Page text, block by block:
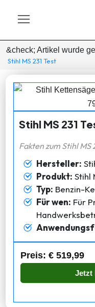
&check; Artikel wurde
Stihl MS 231 Test
Stihl MS 231
Fakten zum Stihl MS
Hersteller:
Produkt: Stihl
Typ: Benzin-
Für wen: Für
Preis: € 519,99
Jetzt